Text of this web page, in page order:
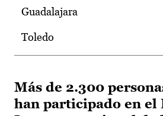
Guadalajara
Toledo
Más de 2.300
han participado en el